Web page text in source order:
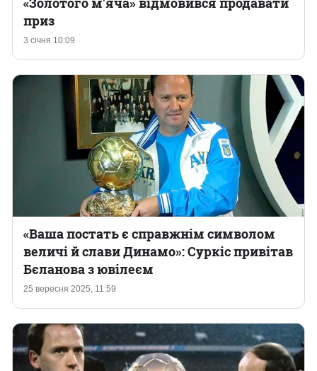
3 січня 10:09
приз
25 вересня 2025, 11:59
«Ваша постать є справжнім символом
величі й слави Динамо»: Суркіс привітав
Бєланова з ювілеєм